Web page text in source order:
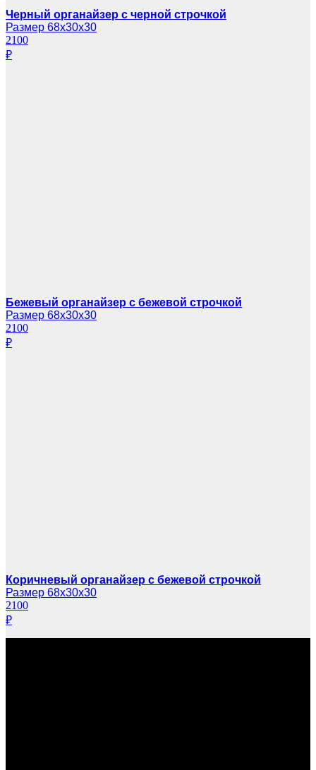
Черный органайзер с черной строчкой
Размер 68х30х30
2100
₽
Бежевый органайзер с бежевой строчкой
Размер 68х30х30
2100
₽
Коричневый органайзер с бежевой строчкой
Размер 68х30х30
2100
₽